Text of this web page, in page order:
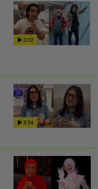
3:02
3:54